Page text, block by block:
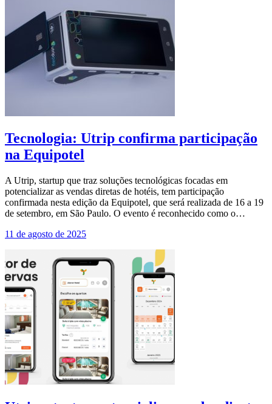
Tecnologia: Utrip confirma participação
na Equipotel
A Utrip, startup que traz soluções tecnológicas focadas em
potencializar as vendas diretas de hotéis, tem participação
confirmada nesta edição da Equipotel, que será realizada de 16 a 19
de setembro, em São Paulo. O evento é reconhecido como o…
11 de agosto de 2025